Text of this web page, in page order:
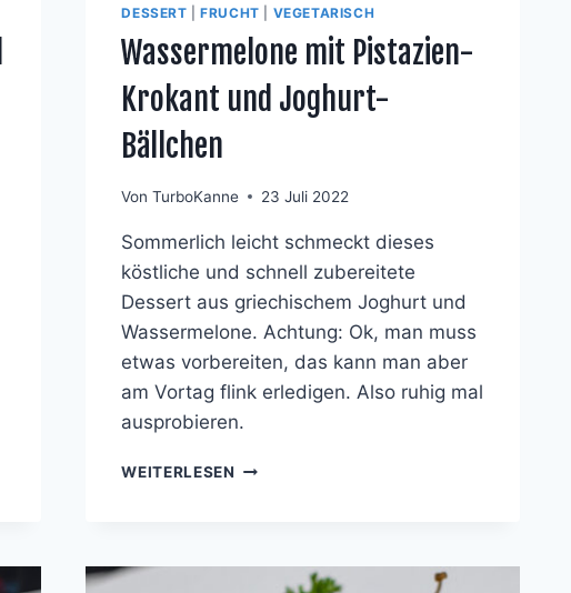
DESSERT |FRUCHT VEGETARISCH
Wassermelone mit Pistazien-
Krokant und Joghurt-
Bällchen
Von TurboKanne 23 Juli 2022
Sommerlich leicht schmeckt dieses
köstliche und schnell zubereitete
Dessert aus griechischem Joghurt und
Wassermelone. Achtung: Ok, man muss
etwas vorbereiten, das kann man aber
am Vortag flink erledigen. Also ruhig mal
ausprobieren.
WEITERLESEN WASSERMELONE
JOGHURT-